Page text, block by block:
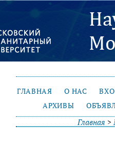
ГЛАВНАЯ О НАС
АРХИВЫ
Главная >